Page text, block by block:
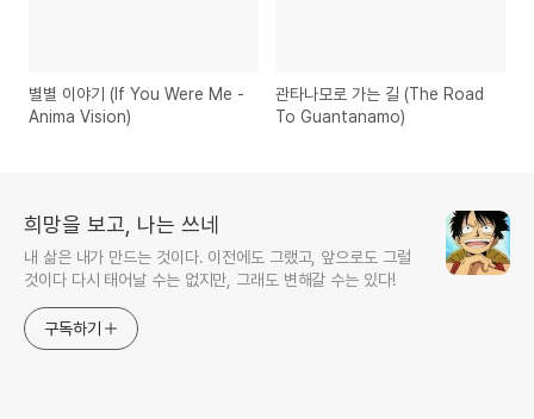
별별 이야기 (If You Were Me -
Anima Vision)
관타나모로 가는 길 (The Road
To Guantanamo)
희망을 보고, 나는 쓰네
내 삶은 내가 만드는 것이다. 이전에도 그랬고, 앞으로도 그럴
것이다 다시 태어날 수는 없지만, 그래도 변해갈 수는 있다!
구독하기